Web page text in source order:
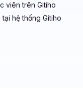
viên trên Gitiho
hệ thống Gitiho